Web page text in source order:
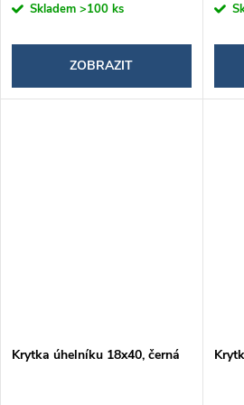
Skladem >100 ks
ZOBRAZIT
Krytka úhelníku 18x40, černá